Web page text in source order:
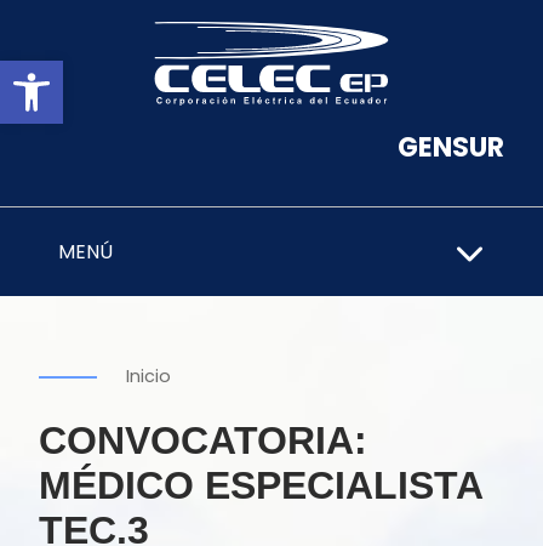
Abrir barra de herramientas
GENSUR
MENÚ
Inicio
CONVOCATORIA:
MÉDICO ESPECIALISTA
TEC.3